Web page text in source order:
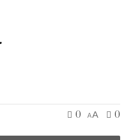
0 AA 0